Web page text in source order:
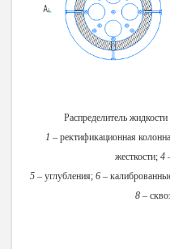
Распределитель
1 – ректификационная
жесткости; 4
5– углубления; 6–
8 –